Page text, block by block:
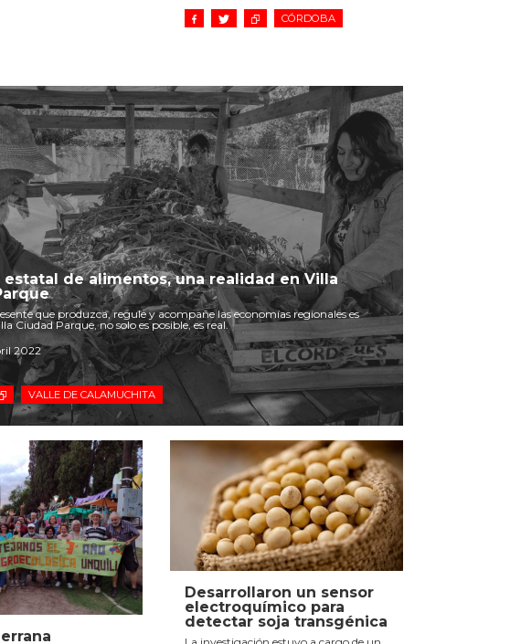
CÓRDOBA
estatal de alimentos, una realidad en Villa
que produzca, regule y acompañe las economías regionales es
Ciudad Parque, no solo es posible, es real.
2022
VALLE DE CALAMUCHITA
Desarrollaron un sensor
electroquímico para
detectar soja transgénica